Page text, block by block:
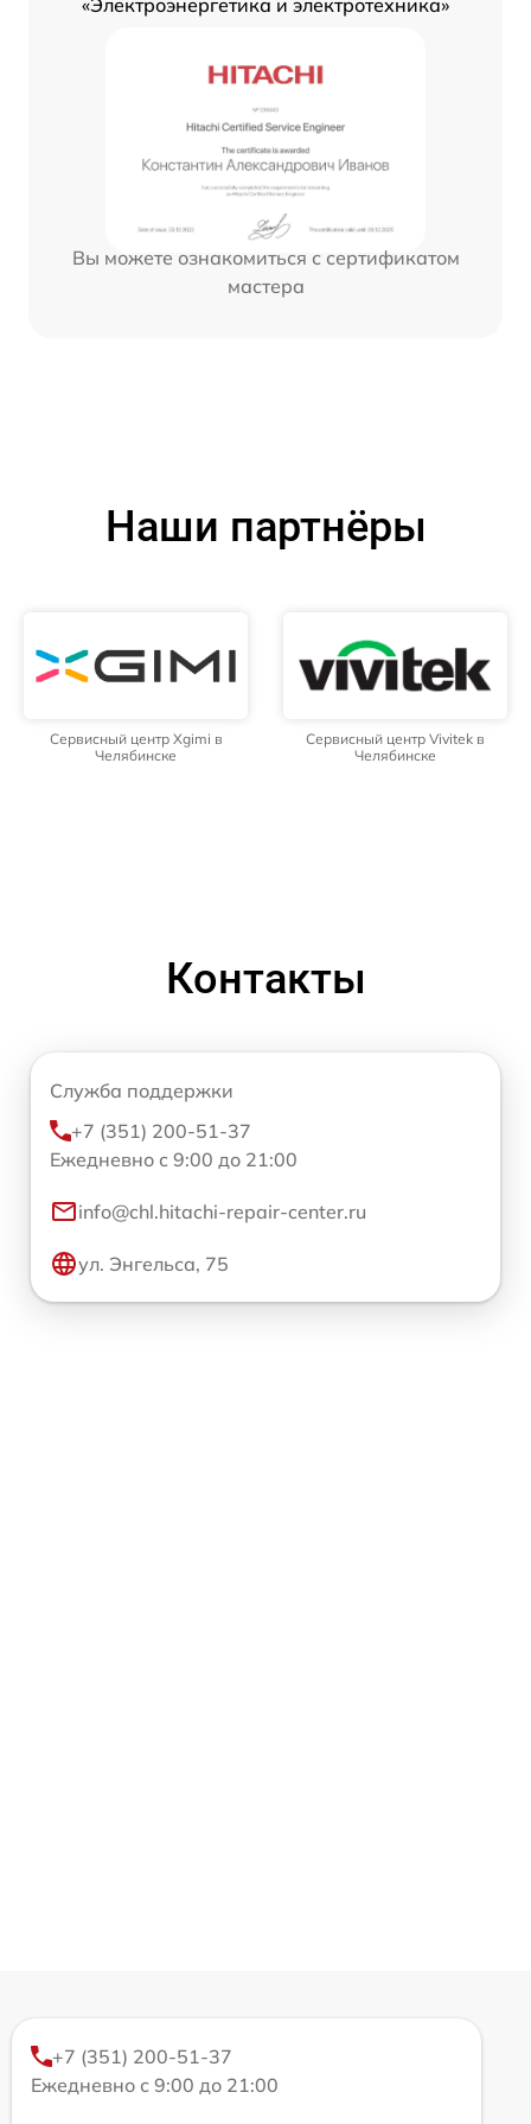
«Электроэнергетика и электротехника»
Вы можете ознакомиться с сертификатом
мастера
Наши партнёры
Сервисный центр Xgimi в
Челябинске
Сервисный центр Vivitek в
Челябинске
Контакты
Служба поддержки
+7 (351) 200-51-37
Ежедневно с 9:00 до 21:00
info@chl.hitachi-repair-center.ru
ул. Энгельса, 75
+7 (351) 200-51-37
Ежедневно с 9:00 до 21:00